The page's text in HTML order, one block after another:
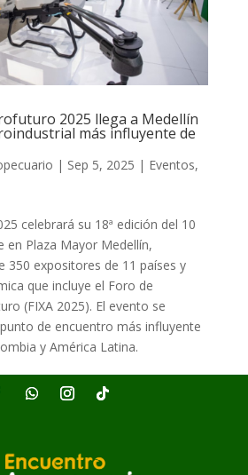
2025 llega a Medellín
más influyente de
| Sep 5, 2025 | Eventos,
celebrará su 18ª edición del 10
en Plaza Mayor Medellín,
350 expositores de 11 países y
que incluye el Foro de
(FIXA 2025). El evento se
de encuentro más influyente
y América Latina.